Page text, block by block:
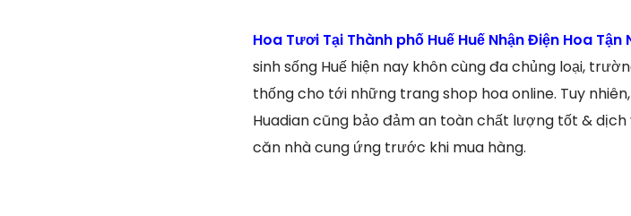
Hoa Tươi Tại Thành phố Huế Huế Nhận Điện Hoa Tận
sinh sống Huế hiện nay khôn cùng đa chủng loại,
thống cho tới những trang shop hoa online. Tuy
Huadian cũng bảo đảm an toàn chất lượng tốt &
căn nhà cung ứng trước khi mua hàng.